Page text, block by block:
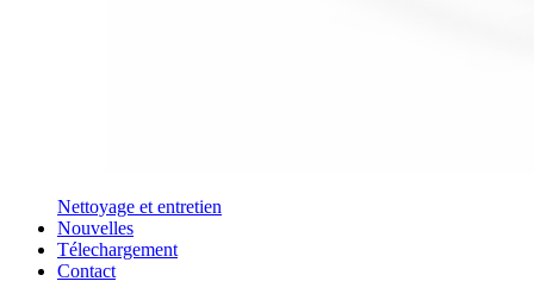
Nettoyage et entretien
Nouvelles
Télechargement
Contact